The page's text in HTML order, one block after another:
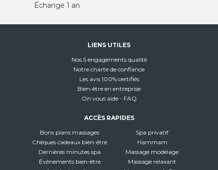
Échange 1 an
LIENS UTILES
Nos 5 engagements qualité
Notre charte de confiance
Les avis 100% certifiés
Bien-être en entreprise
On vous aide - FAQ
ACCÈS RAPIDES
Bons plans massages
Chèques cadeaux bien-être
Dernières minutes spa
Évènements bien-être
Spa privatif
Hammam
Massage modelage
Massage relaxant